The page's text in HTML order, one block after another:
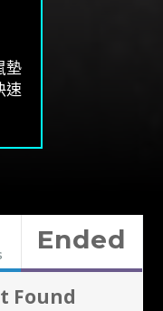
墊
速
Ended
Found